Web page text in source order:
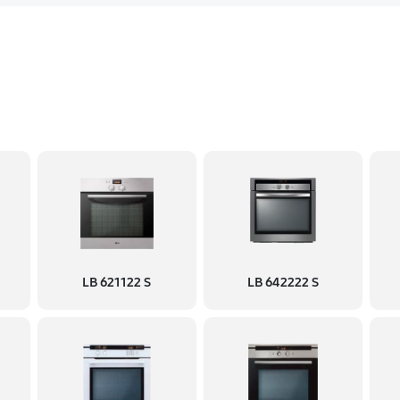
LB 621122 S LB 642222 S